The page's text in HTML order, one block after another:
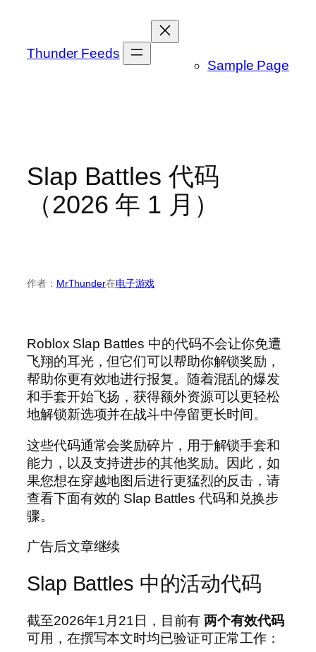
Thunder Feeds
Sample Page
Slap Battles 代码
（2026 年 1 月）
作者： MrThunder在电子游戏
Roblox Slap Battles 中的代码不会让你免遭
飞翔的耳光，但它们可以帮助你解锁奖励，
帮助你更有效地进行报复。随着混乱的爆发
和手套开始飞扬，获得额外资源可以更轻松
地解锁新选项并在战斗中停留更长时间。
这些代码通常会奖励碎片，用于解锁手套和
能力，以及支持进步的其他奖励。因此，如
果您想在穿越地图后进行更猛烈的反击，请
查看下面有效的 Slap Battles 代码和兑换步
骤。
广告后文章继续
Slap Battles 中的活动代码
截至2026年1月21日，目前有两个有效代码
可用，在撰写本文时均已验证可正常工作：